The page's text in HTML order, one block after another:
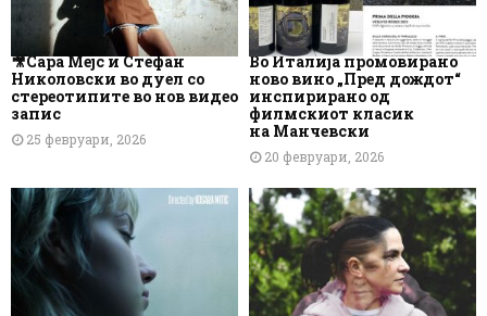
🎥Сара Мејс и Стефан
Николовски во дуел со
стереотипите во нов видео
запис
25 февруари, 2026
Во Италија промовирано
ново вино „Пред дождот“
инспирирано од
филмскиот класик
на Манчевски
20 февруари, 2026